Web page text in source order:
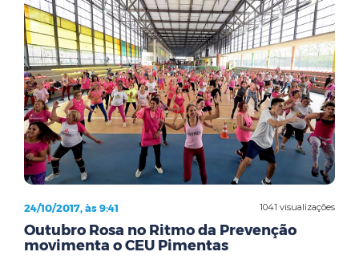
1041 visualizações
24/10/2017, às 9:41
Outubro Rosa no Ritmo da Prevenção
movimenta o CEU Pimentas